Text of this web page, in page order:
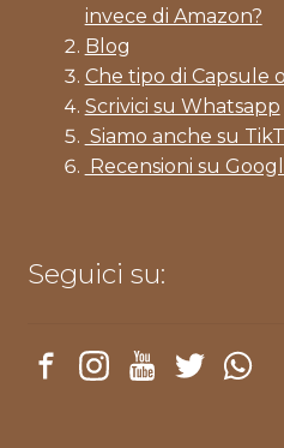
invece di Amazon?
Blog
Che tipo di Capsule
Scrivici su Whatsapp
Siamo anche su
Recensioni su
Seguici su: